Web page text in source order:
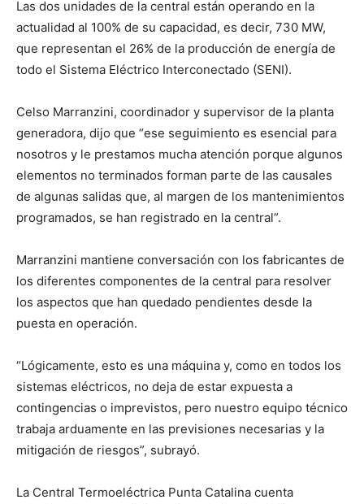
Las dos unidades de la central están operando en la
actualidad al 100% de su capacidad, es decir, 730 MW,
que representan el 26% de la producción de energía de
todo el Sistema Eléctrico Interconectado (SENI).
Celso Marranzini, coordinador y supervisor de la planta
generadora, dijo que “ese seguimiento es esencial para
nosotros y le prestamos mucha atención porque algunos
elementos no terminados forman parte de las causales
de algunas salidas que, al margen de los mantenimientos
programados, se han registrado en la central”.
Marranzini mantiene conversación con los fabricantes de
los diferentes componentes de la central para resolver
los aspectos que han quedado pendientes desde la
puesta en operación.
“Lógicamente, esto es una máquina y, como en todos los
sistemas eléctricos, no deja de estar expuesta a
contingencias o imprevistos, pero nuestro equipo técnico
trabaja arduamente en las previsiones necesarias y la
mitigación de riesgos”, subrayó.
La Central Termoeléctrica Punta Catalina cuenta